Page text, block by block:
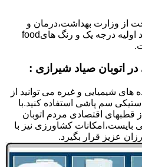
از وزارت بهداشت،درمان و
آموزش پزشکی هستند و از مواد اولیه درجه یک و رنگ هایfood
اتوبان صیاد شیرازی :
شیمیایی و غیره می توانید از
سم پاشی استفاده کنید.با
قطبهای اقتصادی مردم اتوبان
کشاورزی نیز با
عزیز قرار بگیرد.